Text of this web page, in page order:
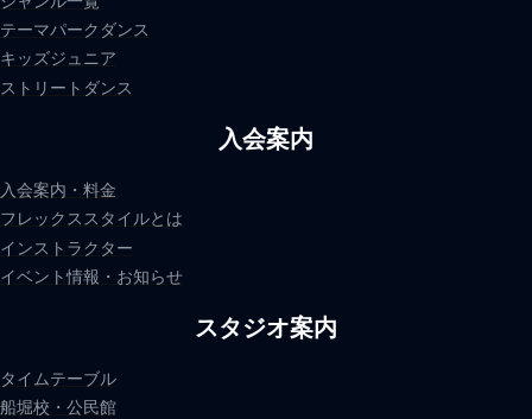
テーマパークダンス
キッズジュニア
ストリートダンス
入会案内
入会案内・料金
フレックススタイルとは
インストラクター
イベント情報・お知らせ
スタジオ案内
タイムテーブル
船堀校・公民館